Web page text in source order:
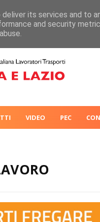
VIDEO PEC
its services and to
and security